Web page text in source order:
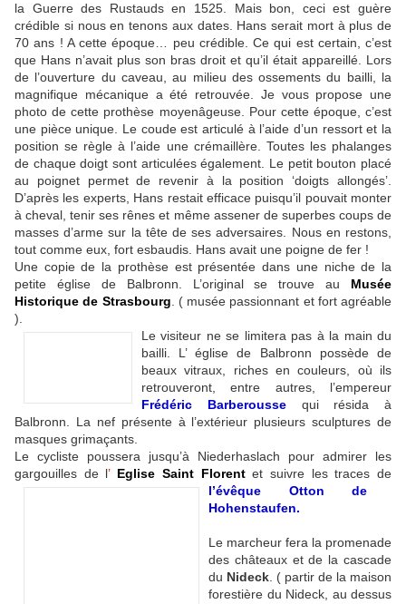
la Guerre des Rustauds en 1525. Mais bon, ceci est guère
crédible si nous en tenons aux dates. Hans serait mort à plus de
70 ans ! A cette époque… peu crédible. Ce qui est certain, c’est
que Hans n’avait plus son bras droit et qu’il était appareillé. Lors
de l’ouverture du caveau, au milieu des ossements du bailli, la
magnifique mécanique a été retrouvée. Je vous propose une
photo de cette prothèse moyenâgeuse. Pour cette époque, c’est
une pièce unique. Le coude est articulé à l’aide d’un ressort et la
position se règle à l’aide une crémaillère. Toutes les phalanges
de chaque doigt sont articulées également. Le petit bouton placé
au poignet permet de revenir à la position ‘doigts allongés’.
D’après les experts, Hans restait efficace puisqu’il pouvait monter
à cheval, tenir ses rênes et même assener de superbes coups de
masses d’arme sur la tête de ses adversaires. Nous en restons,
tout comme eux, fort esbaudis. Hans avait une poigne de fer !
Une copie de la prothèse est présentée dans une niche de la
petite église de Balbronn. L’original se trouve au Musée
Historique de Strasbourg . ( musée passionnant et fort agréable
).
Le visiteur ne se limitera pas à la main du
bailli. L’ église de Balbronn possède de
beaux vitraux, riches en couleurs, où ils
retrouveront, entre autres, l’empereur
Frédéric Barberoussequi résida à
Balbronn. La nef présente à l’extérieur plusieurs sculptures de
masques grimaçants.
Le cycliste poussera jusqu’à Niederhaslach pour admirer les
gargouilles de l’ Eglise Saint Florentet suivre les traces de
l’évêque Otton de
Hohenstaufen.
Le marcheur fera la promenade
des châteaux et de la cascade
du Nideck . ( partir de la maison
forestière du Nideck, au dessus